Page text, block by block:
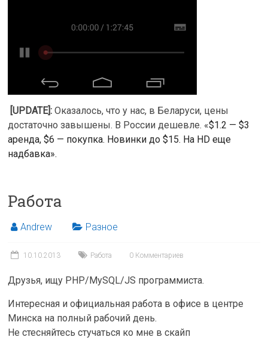
[UPDATE]: Оказалось, что у нас, в Беларуси, цены
достаточно завышены. В России дешевле. «$1.2 — $3
аренда, $6 — покупка. Новинки до $15. На HD еще
надбавка».
Работа
Andrew Разное
10.10.2013 Работа 0 Комментариев
Друзья, ищу PHP/MySQL/JS программиста.
Интересная и официальная работа в офисе в центре
Минска на полный рабочий день.
Не стесняйтесь стучаться ко мне в скайп